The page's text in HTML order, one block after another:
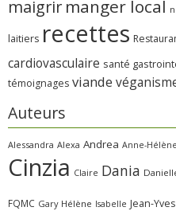
maigrir manger local
laitiers recettes
cardiovasculaire santé
témoignages viande
Auteurs
Alessandra Alexa Andrea Anne-Hélène
Cinzia Claire Dania
FQMC Gary Hélène Isabelle Jean-Yves